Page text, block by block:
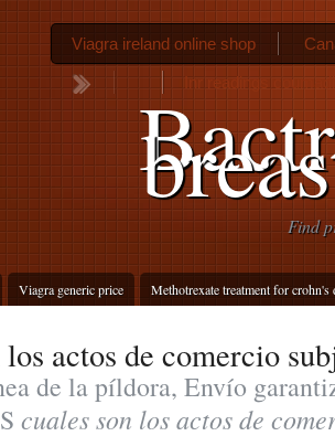
Find
Viagra generic price Methotrexate treatment for crohn's
Viagra ireland online shop
Inr readings
actos de comercio
de la píldora, Envío
cuales son los actos de